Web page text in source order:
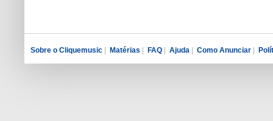
Sobre o Cliquemusic | Matérias | FAQ | Ajuda | Como Anunciar |